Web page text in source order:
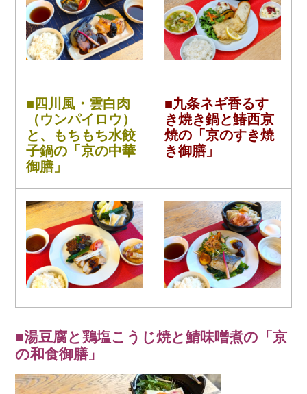
■四川風・雲白肉
（ウンパイロウ）
と、もちもち水餃
子鍋の 「京の中華
御膳」
■九条ネギ香るす
き焼き鍋と鰆西京
焼の 「京のすき焼
き御膳」
■湯豆腐と鶏塩こうじ焼と鯖味噌煮の「京
の和食御膳」